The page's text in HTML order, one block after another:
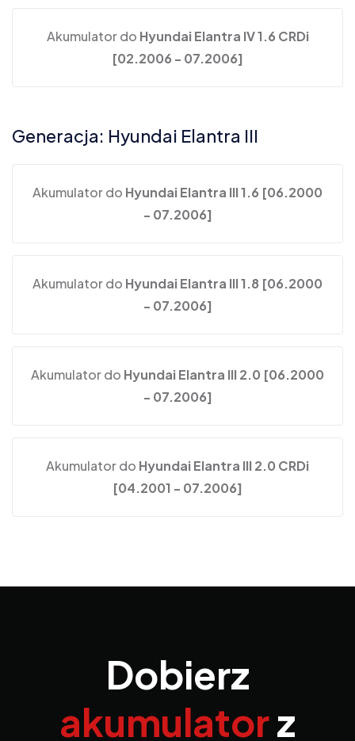
Akumulator do Hyundai Elantra IV 1.6 CRDi
[02.2006 - 07.2006]
Generacja: Hyundai Elantra III
Akumulator do Hyundai Elantra III 1.6 [06.2000
- 07.2006]
Akumulator do Hyundai Elantra III 1.8 [06.2000
- 07.2006]
Akumulator do Hyundai Elantra III 2.0 [06.2000
- 07.2006]
Akumulator do Hyundai Elantra III 2.0 CRDi
[04.2001 - 07.2006]
Dobierz
akumulatorz